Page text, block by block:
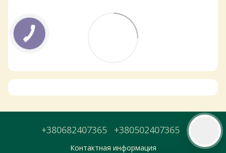
+380682407365 +380502407365
Контактная информация
безкоштовнодоставити у вибраний
магазин і забрати у зручний час 💚
Перейти до оформлення